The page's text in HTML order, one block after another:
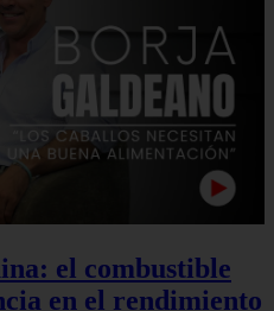
el combustible
en el rendimiento